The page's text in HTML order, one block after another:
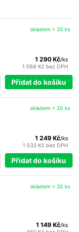
1 290 Kč/ks
1 066 Kč bez DPH
skladem > 20 ks
Přidat do košíku
1 249 Kč/ks
1 032 Kč bez DPH
skladem > 20 ks
Přidat do košíku
1 149 Kč/ks
skladem > 20 ks